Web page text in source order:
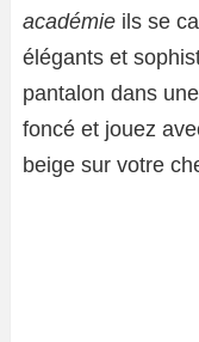
académie ils se
élégants et
pantalon dans
foncé et jouez
beige sur votre